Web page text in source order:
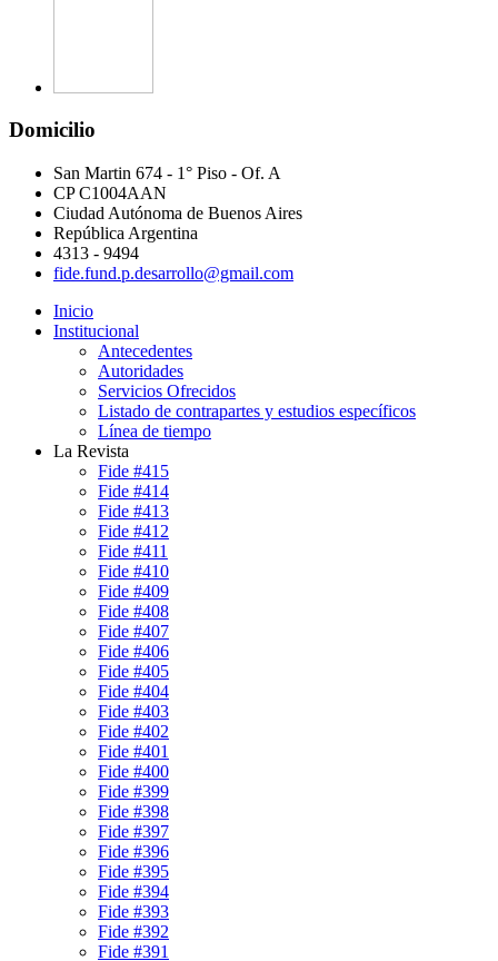
Domicilio
San Martin 674 - 1° Piso - Of. A
CP C1004AAN
Ciudad Autónoma de Buenos Aires
República Argentina
4313 - 9494
fide.fund.p.desarrollo@gmail.com
Inicio
Institucional
Antecedentes
Autoridades
Servicios Ofrecidos
Listado de contrapartes y estudios específicos
Línea de tiempo
La Revista
Fide #415
Fide #414
Fide #413
Fide #412
Fide #411
Fide #410
Fide #409
Fide #408
Fide #407
Fide #406
Fide #405
Fide #404
Fide #403
Fide #402
Fide #401
Fide #400
Fide #399
Fide #398
Fide #397
Fide #396
Fide #395
Fide #394
Fide #393
Fide #392
Fide #391